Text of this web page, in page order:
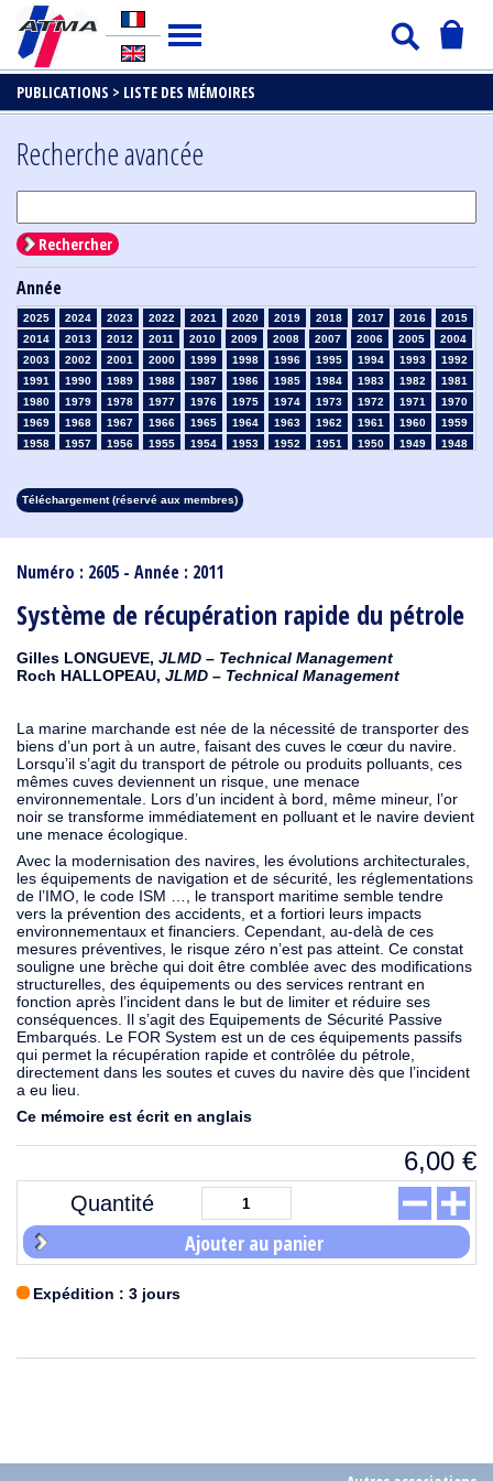
PUBLICATIONS > LISTE DES MÉMOIRES
Numéro : 2605 - Année : 2011
Système de récupération rapide du pétrole
Gilles LONGUEVE, JLMD – Technical Management
Roch HALLOPEAU, JLMD – Technical Management
La marine marchande est née de la nécessité de transporter des
biens d’un port à un autre, faisant des cuves le cœur du navire.
Lorsqu’il s’agit du transport de pétrole ou produits polluants, ces
mêmes cuves deviennent un risque, une menace
environnementale. Lors d’un incident à bord, même mineur, l’or
noir se transforme immédiatement en polluant et le navire devient
une menace écologique.
Avec la modernisation des navires, les évolutions architecturales,
les équipements de navigation et de sécurité, les réglementations
de l’IMO, le code ISM …, le transport maritime semble tendre
vers la prévention des accidents, et a fortiori leurs impacts
environnementaux et financiers. Cependant, au-delà de ces
mesures préventives, le risque zéro n’est pas atteint. Ce constat
souligne une brèche qui doit être comblée avec des modifications
structurelles, des équipements ou des services rentrant en
fonction après l’incident dans le but de limiter et réduire ses
conséquences. Il s’agit des Equipements de Sécurité Passive
Embarqués. Le FOR System est un de ces équipements passifs
qui permet la récupération rapide et contrôlée du pétrole,
directement dans les soutes et cuves du navire dès que l’incident
a eu lieu.
Ce mémoire est écrit en anglais
6,00 €
Quantité
Ajouter au panier
Expédition : 3 jours
Recherche avancée
Rechercher
Année
2025 2024 2023 2022 2021 2020 2019 2018 2017 2016
2015
2014
2013 2012 2011 2010 2009 2008 2007 2006 2005
2004
2003
2002 2001 2000 1999 1998 1996 1995 1994 1993
1992
1991
1990 1989 1988 1987 1986 1985 1984 1983 1982
1981
1980
1979 1978 1977 1976 1975 1974 1973 1972 1971
1970
1969
1968 1967 1966 1965 1964 1963 1962 1961 1960
1959
1958
1957 1956 1955 1954 1953 1952 1951 1950 1949
1948
1913
1912 1911 1910 1909 1908
Téléchargement (réservé aux membres)